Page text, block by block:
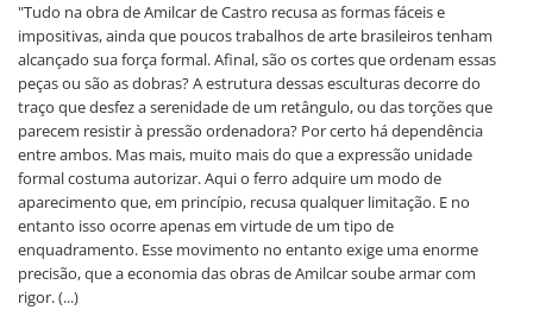
"Tudo na obra de Amilcar de Castro recusa as formas fáceis e
impositivas, ainda que poucos trabalhos de arte brasileiros tenham
alcançado sua força formal. Afinal, são os cortes que ordenam essas
peças ou são as dobras? A estrutura dessas esculturas decorre do
traço que desfez a serenidade de um retângulo, ou das torções que
parecem resistir à pressão ordenadora? Por certo há dependência
entre ambos. Mas mais, muito mais do que a expressão unidade
formal costuma autorizar. Aqui o ferro adquire um modo de
aparecimento que, em princípio, recusa qualquer limitação. E no
entanto isso ocorre apenas em virtude de um tipo de
enquadramento. Esse movimento no entanto exige uma enorme
precisão, que a economia das obras de Amilcar soube armar com
rigor. (...)